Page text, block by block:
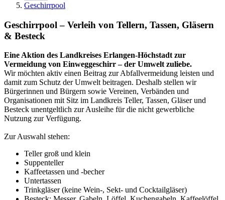
Geschirrpool
Geschirrpool – Verleih von Tellern, Tassen, Gläsern
& Besteck
Eine Aktion des Landkreises Erlangen-Höchstadt zur
Vermeidung von Einweggeschirr – der Umwelt zuliebe.
Wir möchten aktiv einen Beitrag zur Abfallvermeidung leisten und
damit zum Schutz der Umwelt beitragen. Deshalb stellen wir
Bürgerinnen und Bürgern sowie Vereinen, Verbänden und
Organisationen mit Sitz im Landkreis Teller, Tassen, Gläser und
Besteck unentgeltlich zur Ausleihe für die nicht gewerbliche
Nutzung zur Verfügung.
Zur Auswahl stehen:
Teller groß und klein
Suppenteller
Kaffeetassen und -becher
Untertassen
Trinkgläser (keine Wein-, Sekt- und Cocktailgläser)